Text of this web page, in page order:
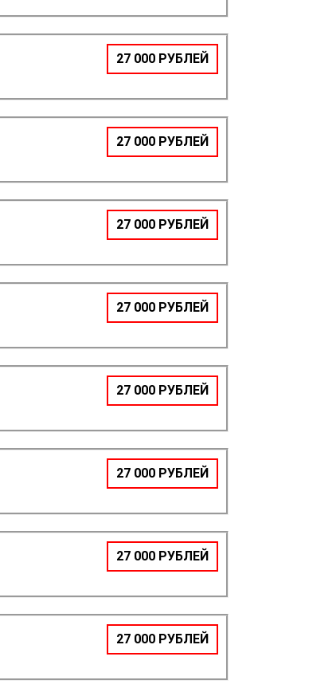
27 000 РУБЛЕЙ
27 000 РУБЛЕЙ
27 000 РУБЛЕЙ
27 000 РУБЛЕЙ
27 000 РУБЛЕЙ
27 000 РУБЛЕЙ
27 000 РУБЛЕЙ
27 000 РУБЛЕЙ